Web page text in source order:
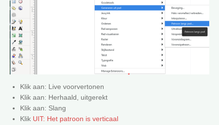
Klik aan: Live voorvertonen
Klik aan: Herhaald, uitgerekt
Klik aan: Slang
Klik UIT: Het patroon is verticaal